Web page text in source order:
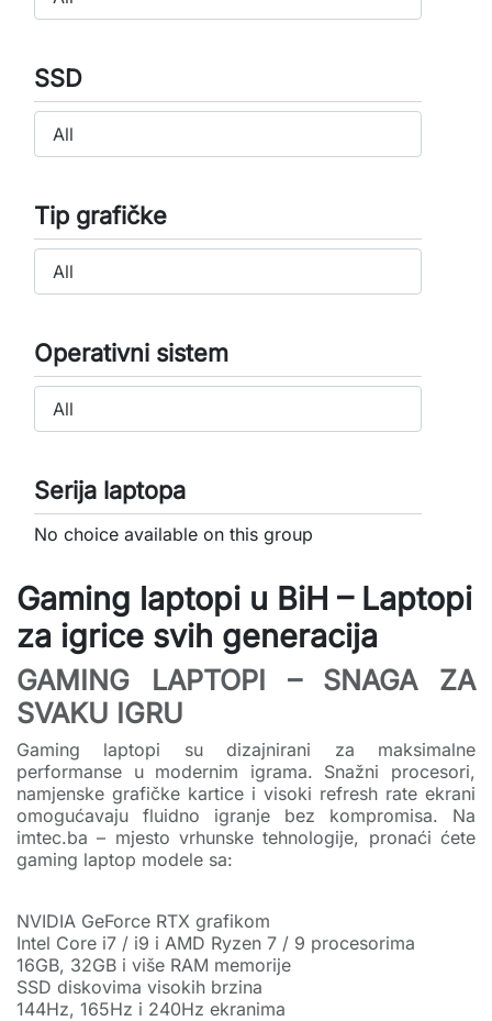
SSD
Tip grafičke
Operativni sistem
Serija laptopa
No choice available on this group
Gaming laptopi u BiH – Laptopi
za igrice svih generacija
GAMING LAPTOPI – SNAGA ZA
SVAKU IGRU
Gaming laptopi su dizajnirani za maksimalne
performanse u modernim igrama. Snažni procesori,
namjenske grafičke kartice i visoki refresh rate ekrani
omogućavaju fluidno igranje bez kompromisa. Na
imtec.ba – mjesto vrhunske tehnologije, pronaći ćete
gaming laptop modele sa:
NVIDIA GeForce RTX grafikom
Intel Core i7 / i9 i AMD Ryzen 7 / 9 procesorima
16GB, 32GB i više RAM memorije
SSD diskovima visokih brzina
144Hz, 165Hz i 240Hz ekranima